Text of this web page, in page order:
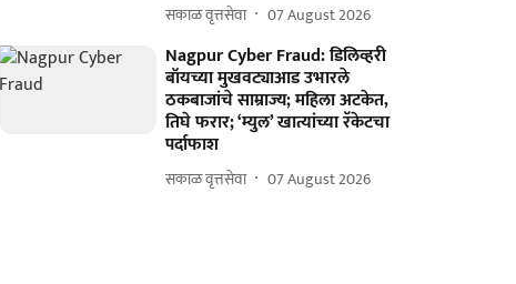
सकाळ वृत्तसेवा 07 August 2026
Nagpur Cyber Fraud: डिलिव्हरी
बॉयच्या मुखवट्याआड उभारले
ठकबाजांचे साम्राज्य; महिला अटकेत,
तिघे फरार; ‘म्युल’ खात्यांच्या रॅकेटचा
पर्दाफाश
सकाळ वृत्तसेवा 07 August 2026